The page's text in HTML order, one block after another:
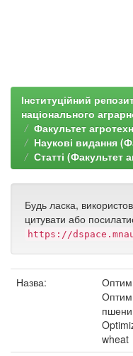
Інституційний
національного
Факультет
Наукові видання
Статті (Факультет
Будь ласка,
цитувати або
https://
Назва:
wheat